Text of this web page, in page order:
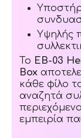
Υψηλής
Το EB-03
Box
κάθε φίλο
αναζητά
εμπειρία